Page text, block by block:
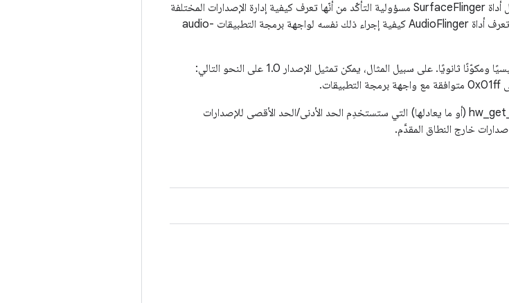
التفاعلي مع تنفيذ الوحدة المقدَّمة أم لا. على سبيل المثال، تتحمّل أداة SurfaceFlinger مسؤولية التأكّد من أنّها تعرف كيفية إدارة الإصدارات المختلفة
من واجهة برمجة التطبيقات gralloc-module API، ويجب أن تعرف أداة AudioFlinger كيفية إجراء ذلك نفسه لواجهة برمجة التطبيقات audio-
يجب أن يتضمّن إصدار واجهة برمجة التطبيقات للوحدة مكوّنًا رئيسيًا ومكوّنًا ثانويًا. على سبيل المثال، يمكن تمثيل الإصدار 1.0 على النحو التالي:
في المستقبل، ستوفّر libhardware دالة hw_get_module_version()‎ (أو ما يعادلها) التي ستستخدِم الحد الأدنى/الحد الأقصى للإصدارات
خارج النطاق المقدَّم.